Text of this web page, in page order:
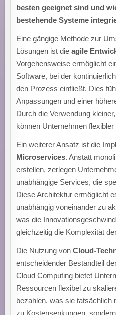
besten geeignet sind und
bestehende Systeme
Eine gängige Methode zur
Lösungen ist dieagile
Vorgehensweise ermöglicht
Software, bei der
den Prozess einfließt. Dies
Anpassungen und einer
Durch die Verwendung
können Unternehmen
Ein weiterer Ansatz ist die
Microservices. Anstatt
erstellen, zerlegen
unabhängige Services, die
Diese Architektur ermöglicht
unabhängig voneinander zu
was die
gleichzeitig die Komplexität
Die Nutzung vonCloud-
entscheidender Bestandteil
Cloud Computing bietet
Ressourcen flexibel zu
bezahlen, was sie tatsächlich